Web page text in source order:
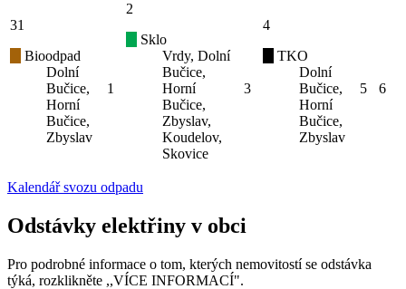
31
Bioodpad
Dolní
Bučice,
Horní
Bučice,
Zbyslav
1
2
Sklo
Vrdy, Dolní
Bučice,
Horní
Bučice,
Zbyslav,
Koudelov,
Skovice
3
4
TKO
Dolní
Bučice,
Horní
Bučice,
Zbyslav
5 6
Kalendář svozu odpadu
Odstávky elektřiny v obci
Pro podrobné informace o tom, kterých nemovitostí se odstávka
týká, rozklikněte ,,VÍCE INFORMACÍ".